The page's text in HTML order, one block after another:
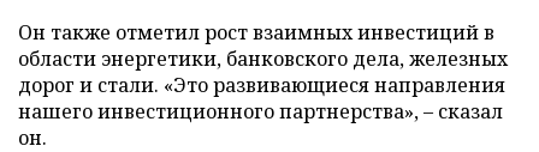
Он также отметил рост взаимных инвестиций в
области энергетики, банковского дела, железных
дорог и стали. «Это развивающиеся направления
нашего инвестиционного партнерства», – сказал
он.